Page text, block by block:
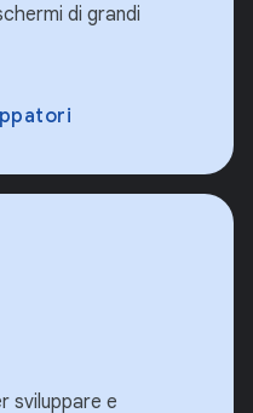
di grandi
sviluppare e